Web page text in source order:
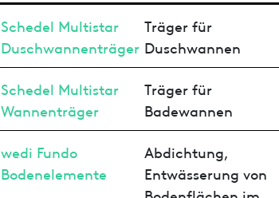
Schedel Multistar
Duschwannenträger
Träger für
Duschwannen
Schedel Multistar
Wannenträger
Träger für
Badewannen
wedi Fundo
Bodenelemente
Abdichtung,
Entwässerung von